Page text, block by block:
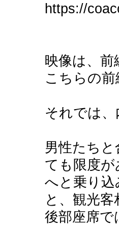
https://
映像は、
こちらの前
それでは
男性たち
ても限度
へと乗り
と、観光
後部座席で